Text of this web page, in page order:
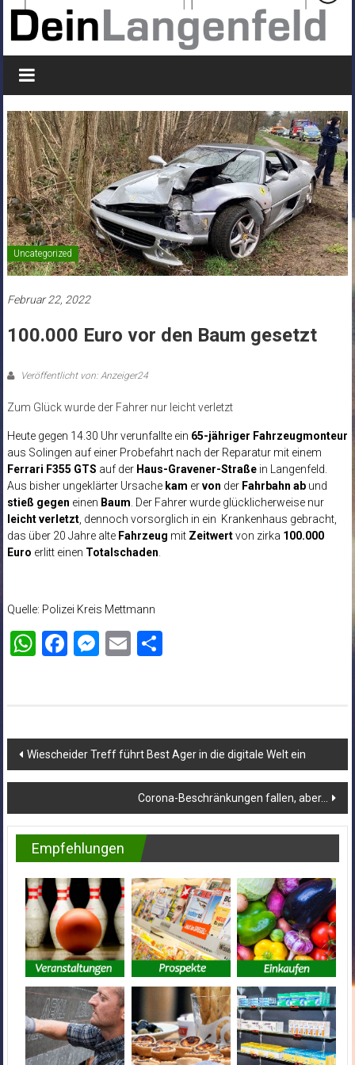
Uncategorized
Februar 22, 2022
100.000 Euro vor den Baum gesetzt
Veröffentlicht von: Anzeiger24
Zum Glück wurde der Fahrer nur leicht verletzt
Heute gegen 14.30 Uhr verunfallte ein 65-jähriger Fahrzeugmonteur
aus Solingen auf einer Probefahrt nach der Reparatur mit einem
Ferrari F355 GTS auf der Haus-Gravener-Straßein Langenfeld.
Aus bisher ungeklärter Ursache kam ervon der Fahrbahn abund
stieß gegen einen Baum. Der Fahrer wurde glücklicherweise nur
leicht verletzt, dennoch vorsorglich in ein Krankenhaus gebracht,
das über 20 Jahre alte Fahrzeug mit Zeitwertvon zirka 100.000
Euro erlitt einen Totalschaden.
Quelle: Polizei Kreis Mettmann
WhatsApp
Facebook
Messenger
EmailTeilen
Beitragsnavigation
Wiescheider Treff führt Best Ager in die digitale Welt ein
Corona-Beschränkungen fallen, aber…
Empfehlungen